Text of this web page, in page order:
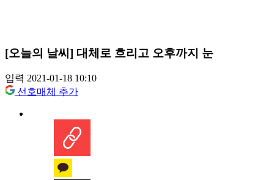
[오늘의 날씨] 대체로 흐리고 오후까지 눈
입력 2021-01-18 10:10
선호매체 추가